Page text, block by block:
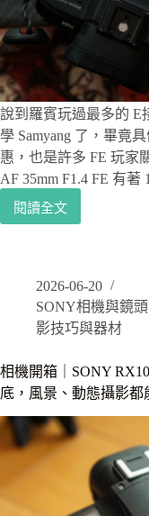
Sony
E
接
環
動
對
焦
說到羅賓玩過最多的 E
學 Samyang 了，畢竟
惠，也是許多 FE 玩家
AF 35mm F1.4 FE 有
閱讀全文
Samyang
測
｜
三
光
學
Samyang
AF
35mm
F1.4
2026-06-20
SONY相機與鏡頭
影技巧與器材
相機開箱｜SONY
底，風景、動態攝影都